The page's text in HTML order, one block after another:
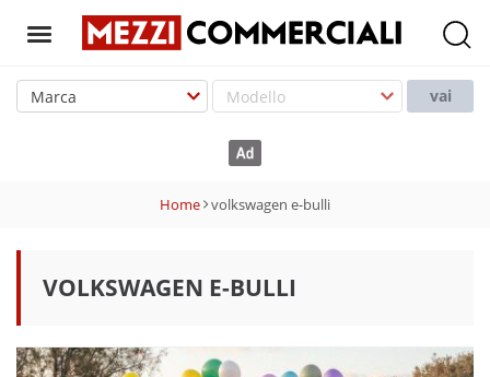
T
g
v
a
vai
Home volkswagen e-bulli
VOLKSWAGEN E-BULLI